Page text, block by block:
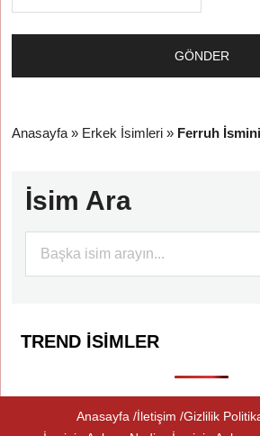
Anasayfa » Erkek İsimleri » Ferruh
İsim Ara
TREND İSIMLER
Anasayfa İletişim Gizlilik